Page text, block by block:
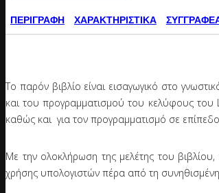
ΠΕΡΙΓΡΑΦΉ ΧΑΡΑΚΤΗΡΙΣΤΙΚΆ
Το παρόν βιβλίο είναι εισαγωγικό στο
και του προγραμματισμού του κελύφους του
καθώς και για τον προγραμματισμό σε
Με την ολοκλήρωση της μελέτης του βιβλίου,
χρήσης υπολογιστών πέρα από τη